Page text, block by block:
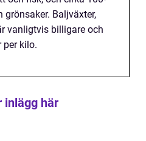
Baljväxter,
vanligtvis billigare och
per kilo.
inlägg här